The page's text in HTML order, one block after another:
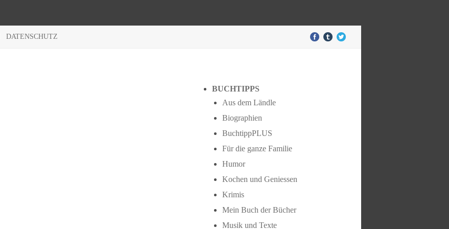
DATENSCHUTZ
BUCHTIPPS
Aus dem Ländle
Biographien
BuchtippPLUS
Für die ganze Familie
Humor
Kochen und Geniessen
Krimis
Mein Buch der Bücher
Musik und Texte